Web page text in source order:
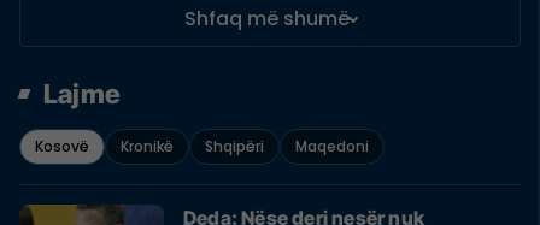
Shfaq më shumë
Lajme
Kosovë Kronikë Shqipëri Maqedoni
Deda: Nëse deri nesër nuk